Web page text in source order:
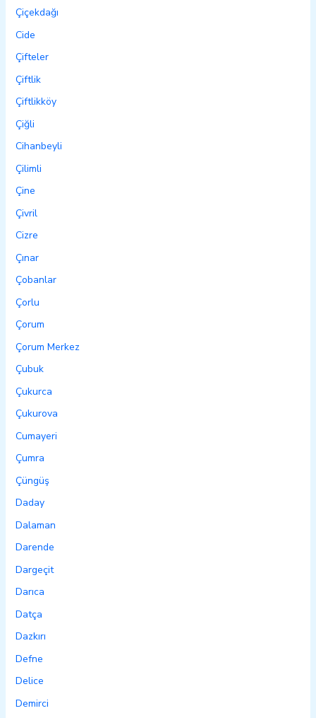
Çiçekdağı
Cide
Çifteler
Çiftlik
Çiftlikköy
Çiğli
Cihanbeyli
Çilimli
Çine
Çivril
Cizre
Çınar
Çobanlar
Çorlu
Çorum
Çorum Merkez
Çubuk
Çukurca
Çukurova
Cumayeri
Çumra
Çüngüş
Daday
Dalaman
Darende
Dargeçit
Darıca
Datça
Dazkırı
Defne
Delice
Demirci